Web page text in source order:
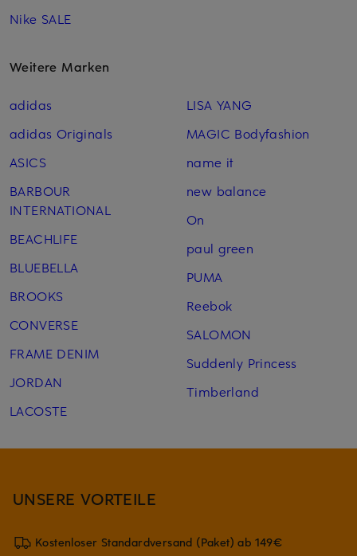
Nike SALE
Weitere Marken
adidas
adidas Originals
ASICS
BARBOUR
INTERNATIONAL
BEACHLIFE
BLUEBELLA
BROOKS
CONVERSE
FRAME DENIM
JORDAN
LACOSTE
LISA YANG
MAGIC Bodyfashion
name it
new balance
On
paul green
PUMA
Reebok
SALOMON
Suddenly Princess
Timberland
UNSERE VORTEILE
Kostenloser Standardversand (Paket) ab 149€